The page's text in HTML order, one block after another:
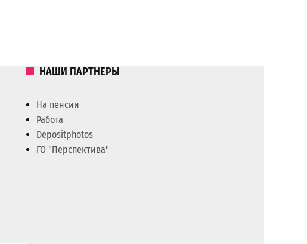
НАШИ ПАРТНЕРЫ
На пенсии
Работа
Depositphotos
ГО "Перспектива"